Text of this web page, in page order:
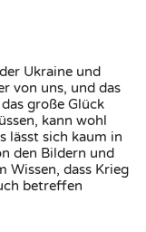
Ukraine und
von uns, und das
große Glück
kann wohl
lässt sich kaum in
den Bildern und
Wissen, dass Krieg
betreffen